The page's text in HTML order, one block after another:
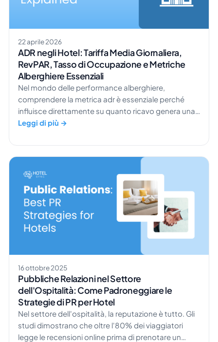
22 aprile 2026
ADR negli Hotel: Tariffa Media Giornaliera,
RevPAR, Tasso di Occupazione e Metriche
Alberghiere Essenziali
Nel mondo delle performance alberghiere,
comprendere la metrica adr è essenziale perché
influisce direttamente su quanto ricavo genera una
struttura da ogni soggiorno. L'adr di un hotel non
altre metriche chiave come il tasso di occupazione e
il RevPAR, aiutando i revenue manager a
comprendere il quadro completo dietro il ricavo per
camera disponibile. […]
Leggi di più →
16 ottobre 2025
Pubbliche Relazioni nel Settore
dell'Ospitalità: Come Padroneggiare le
Strategie di PR per Hotel
Nel settore dell'ospitalità, la reputazione è tutto. Gli
studi dimostrano che oltre l'80% dei viaggiatori
legge le recensioni online prima di prenotare un